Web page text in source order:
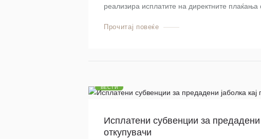
реализира исплатите на директните плаќања
Прочитај повеќе
ВЕСТИ
Исплатени субвенции за предадени
откупувачи